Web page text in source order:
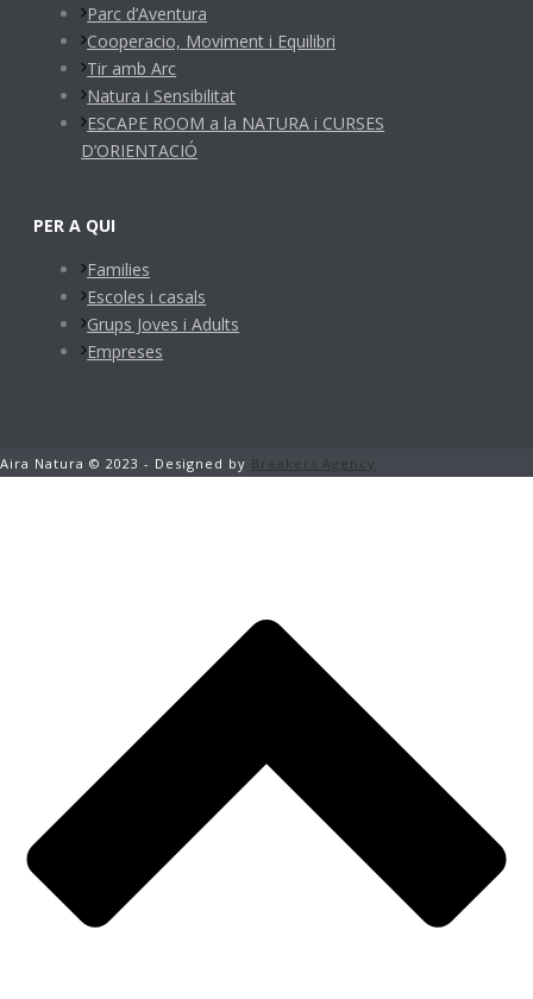
Parc d’Aventura
Cooperacio, Moviment i Equilibri
Tir amb Arc
Natura i Sensibilitat
ESCAPE ROOM a la NATURA i CURSES
D’ORIENTACIÓ
PER A QUI
Families
Escoles i casals
Grups Joves i Adults
Empreses
Aira Natura © 2023 - Designed by Breakers Agency